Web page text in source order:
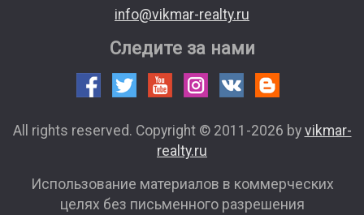
info@vikmar-realty.ru
Следите за нами
All rights reserved. Copyright © 2011-2026 by vikmar-
realty.ru
Использование материалов в коммерческих
целях без письменного разрешения